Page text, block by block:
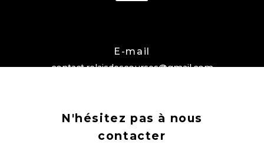
E-mail
contact.relaisdescourses@gmail.com
N'hésitez pas à nous
contacter